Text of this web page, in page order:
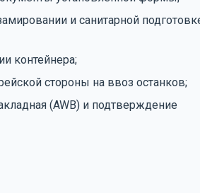
и санитарной
контейнера;
стороны на ввоз останков;
(AWB) и подтверждение